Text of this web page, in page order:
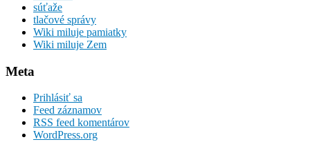
súťaže
tlačové správy
Wiki miluje pamiatky
Wiki miluje Zem
Meta
Prihlásiť sa
Feed záznamov
RSS feed komentárov
WordPress.org